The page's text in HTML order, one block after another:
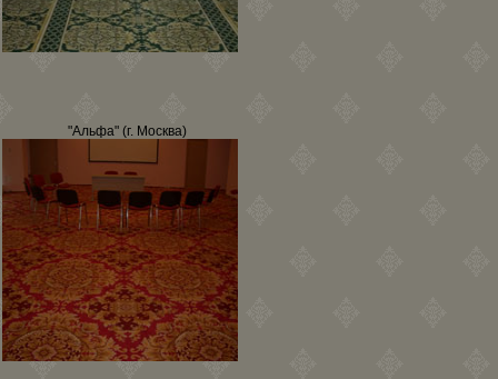
"Альфа" (г. Москва)